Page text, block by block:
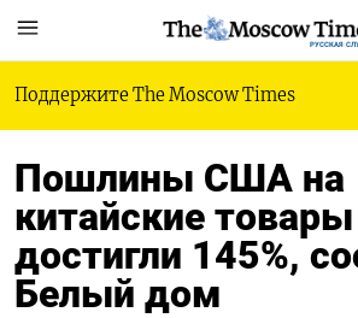
РУССКАЯ
Поддержите The Moscow Times
Пошлины США на
китайские товары
достигли 145%,
Белый дом